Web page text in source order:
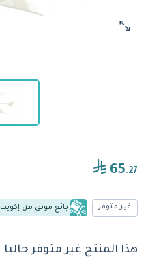
65.27
غير متوفر بائع موثق من إكويب
هذا المنتج غير متوفر حاليا